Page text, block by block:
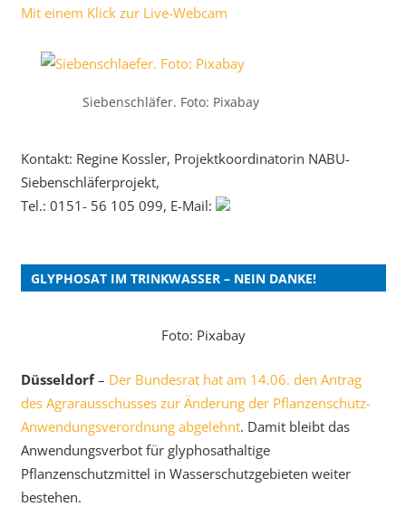
Mit einem Klick zur Live-Webcam
Siebenschläfer. Foto: Pixabay
Kontakt: Regine Kossler, Projektkoordinatorin NABU-
Siebenschläferprojekt,
Tel.: 0151- 56 105 099, E-Mail:
GLYPHOSAT IM TRINKWASSER – NEIN DANKE!
Foto: Pixabay
Düsseldorf– Der Bundesrat hat am 14.06. den Antrag
des Agrarausschusses zur Änderung der Pflanzenschutz-
Anwendungsverordnung abgelehnt. Damit bleibt das
Anwendungsverbot für glyphosathaltige
Pflanzenschutzmittel in Wasserschutzgebieten weiter
bestehen.